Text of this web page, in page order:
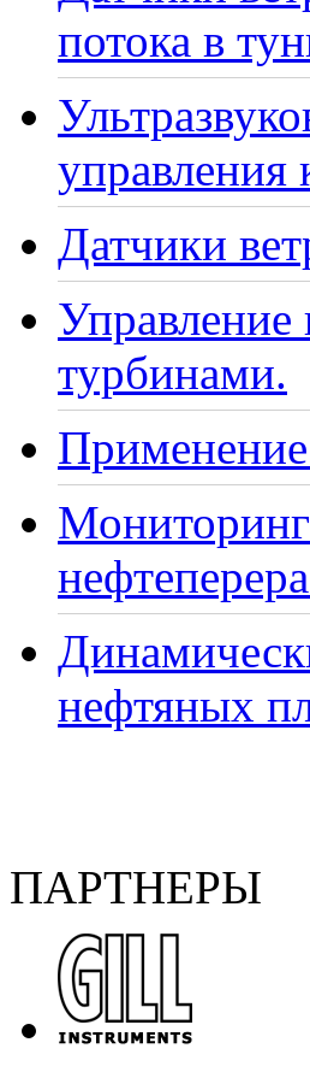
потока в
управления
Датчики
Управление
турбинами.
Применение
нефтяных
ПАРТНЕРЫ